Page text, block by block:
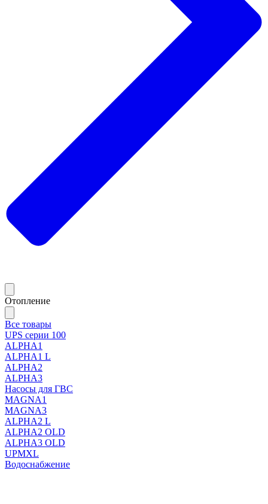
Отопление
Все товары
UPS серии 100
ALPHA1
ALPHA1 L
ALPHA2
ALPHA3
Насосы для ГВС
MAGNA1
MAGNA3
ALPHA2 L
ALPHA2 OLD
ALPHA3 OLD
UPMXL
Водоснабжение